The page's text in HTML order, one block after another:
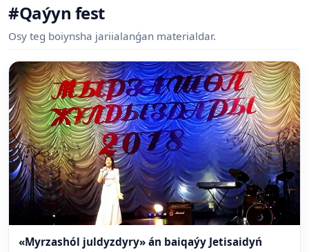
#Qaýyn fest
Osy teg boiynsha jariialanǵan materialdar.
«Myrzashól juldyzdyry» án baiqaýy Jetisaidyń